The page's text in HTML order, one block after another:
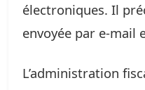
électroniques. Il
envoyée par e-mail
L’administration